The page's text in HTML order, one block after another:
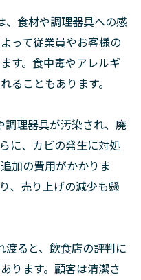
、食材や調理器具への感
って従業員やお客様の
す。食中毒やアレルギ
ることもあります。
調理器具が汚染され、廃
に、カビの発生に対処
加の費用がかかりま
、売り上げの減少も懸
渡ると、飲食店の評判に
ります。顧客は清潔さ